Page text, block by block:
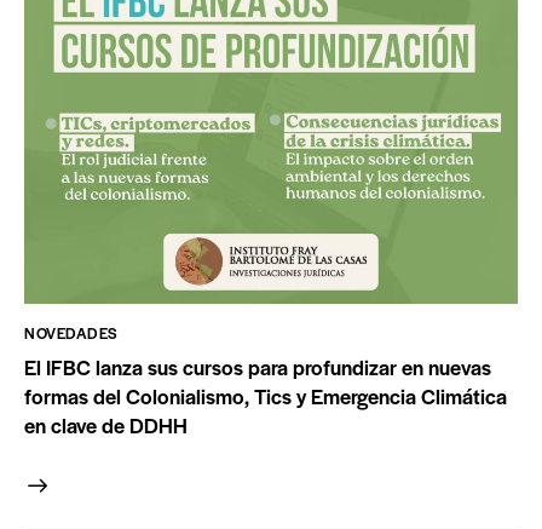
NOVEDADES
El IFBC lanza sus cursos para profundizar en nuevas
formas del Colonialismo, Tics y Emergencia Climática
en clave de DDHH